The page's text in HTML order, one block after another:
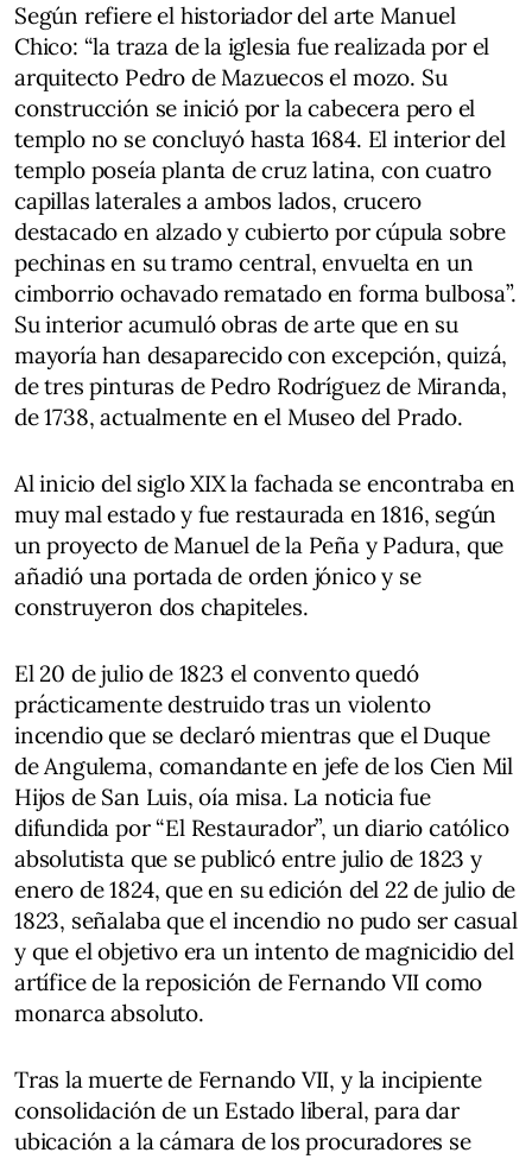
Según refiere el historiador del arte Manuel
Chico: “la traza de la iglesia fue realizada por el
arquitecto Pedro de Mazuecos el mozo. Su
construcción se inició por la cabecera pero el
templo no se concluyó hasta 1684. El interior del
templo poseía planta de cruz latina, con cuatro
capillas laterales a ambos lados, crucero
destacado en alzado y cubierto por cúpula sobre
pechinas en su tramo central, envuelta en un
cimborrio ochavado rematado en forma bulbosa”.
Su interior acumuló obras de arte que en su
mayoría han desaparecido con excepción, quizá,
de tres pinturas de Pedro Rodríguez de Miranda,
de 1738, actualmente en el Museo del Prado.
Al inicio del siglo XIX la fachada se encontraba en
muy mal estado y fue restaurada en 1816, según
un proyecto de Manuel de la Peña y Padura, que
añadió una portada de orden jónico y se
construyeron dos chapiteles.
El 20 de julio de 1823 el convento quedó
prácticamente destruido tras un violento
incendio que se declaró mientras que el Duque
de Angulema, comandante en jefe de los Cien Mil
Hijos de San Luis, oía misa. La noticia fue
difundida por “El Restaurador”, un diario católico
absolutista que se publicó entre julio de 1823 y
enero de 1824, que en su edición del 22 de julio de
1823, señalaba que el incendio no pudo ser casual
y que el objetivo era un intento de magnicidio del
artífice de la reposición de Fernando VII como
monarca absoluto.
Tras la muerte de Fernando VII, y la incipiente
consolidación de un Estado liberal, para dar
ubicación a la cámara de los procuradores se